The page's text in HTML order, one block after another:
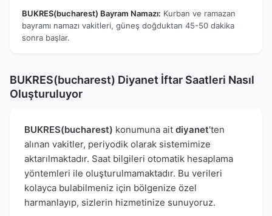
BUKRES(bucharest) Bayram Namazı: Kurban ve ramazan
bayramı namazı vakitleri, güneş doğduktan 45-50 dakika
sonra başlar.
BUKRES(bucharest) Diyanet İftar Saatleri Nasıl
Oluşturuluyor
BUKRES(bucharest) konumuna ait diyanet'ten
alınan vakitler, periyodik olarak sistemimize
aktarılmaktadır. Saat bilgileri otomatik hesaplama
yöntemleri ile oluşturulmamaktadır. Bu verileri
kolayca bulabilmeniz için bölgenize özel
harmanlayıp, sizlerin hizmetinize sunuyoruz.